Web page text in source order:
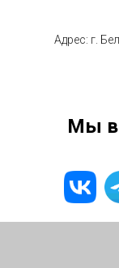
Адрес: г.
Мы в